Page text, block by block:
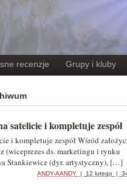
recenzje Grupy i kluby
satelicie i kompletuje zespół
i kompletuje zespół Wśród
(wiceprezes ds. marketingu i rynku
Stankiewicz (dyr. artystyczny), […]
ANDY-AANDY | 12 lutego |